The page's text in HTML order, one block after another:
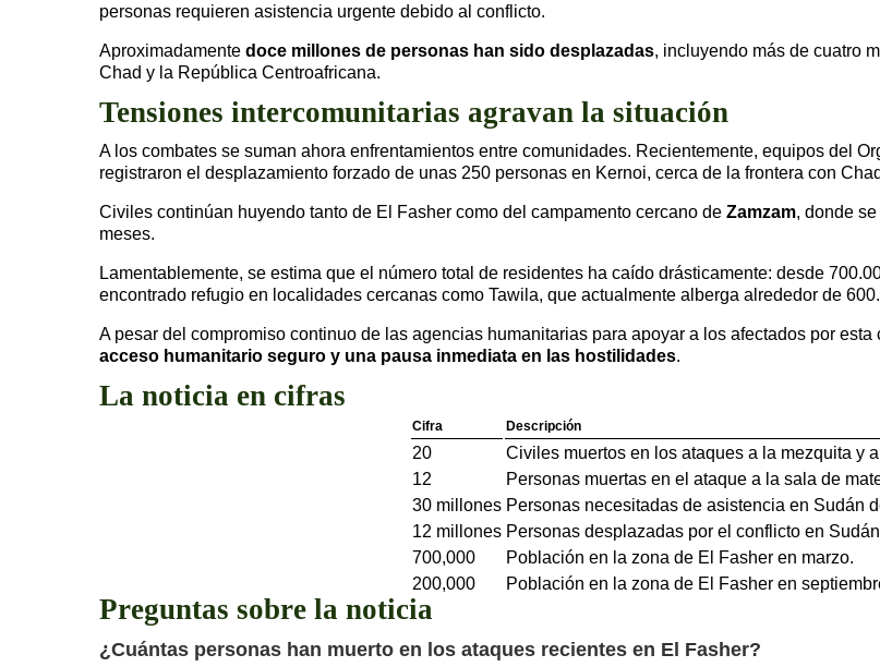
personas requieren asistencia urgente debido al conflicto.
Aproximadamente doce millones de personas han sido desplazadas, incluyendo más de cuatro
Chad y la República Centroafricana.
Tensiones intercomunitarias agravan la situación
A los combates se suman ahora enfrentamientos entre comunidades. Recientemente, equipos del
registraron el desplazamiento forzado de unas 250 personas en Kernoi, cerca de la frontera con
Civiles continúan huyendo tanto de El Fasher como del campamento cercano de Zamzam, donde
meses.
Lamentablemente, se estima que el número total de residentes ha caído drásticamente: desde
encontrado refugio en localidades cercanas como Tawila, que actualmente alberga alrededor de
A pesar del compromiso continuo de las agencias humanitarias para apoyar a los afectados por
acceso humanitario seguro y una pausa inmediata en las hostilidades.
La noticia en cifras
Cifra Descripción
20
Civiles muertos en los ataques a la mezquita y
12
Personas muertas en el ataque a la sala de
30 millones Personas necesitadas de asistencia en Sudán
12 millones Personas desplazadas por el conflicto en
700,000
Población en la zona de El Fasher en marzo.
200,000
Población en la zona de El Fasher en
Preguntas sobre la noticia
¿Cuántas personas han muerto en los ataques recientes en El Fasher?